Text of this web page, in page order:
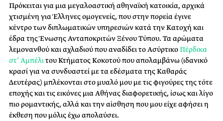
Πρόκειται για μια μεγαλοαστική αθηναϊκή κατοικία, αρχικά
χτισμένη για Έλληνες ομογενείς, που στην πορεία έγινε
κέντρο των διπλωματικών υπηρεσιών κατά την Κατοχή και
έδρα της Ένωσης Ανταποκριτών Ξένου Τύπου. Τα αρώματα
λεμονανθού και αχλαδιού που αναδίδει το ΑσύρτικοΠέρδικα
στ’ Αμπέλιτου Κτήματος Κοκοτού που απολαμβάνω (ιδανικό
κρασί για να συνδυαστεί με τα εδέσματα της Καθαράς
Δευτέρας) μπλέκονται στο μυαλό μου με τις φιγούρες της τότε
εποχής και τις εικόνες μια Αθήνας διαφορετικής, ίσως και λίγο
πιο ρομαντικής, αλλά και την αίσθηση που μου είχε αφήσει η
έκθεση που μόλις έχω απολαύσει.